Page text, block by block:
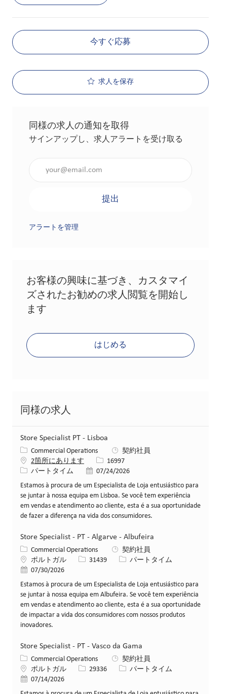
今すぐ応募
求人を保存
同様の求人の通知を取得
サインアップし、求人アラートを受け取る
提出
アラートを管理
お客様の興味に基づき、カスタマイ
ズされたお勧めの求人閲覧を開始し
ます
はじめる
同様の求人
Store Specialist PT - Lisboa
カテゴリー
Commercial Operations
契約社員
2箇所にあります
求人ID16997
役職パートタイム 投稿日07/24/2026
Estamos à procura de um Especialista de Loja entusiástico para
se juntar à nossa equipa em Lisboa. Se você tem experiência
em vendas e atendimento ao cliente, esta é a sua oportunidade
de fazer a diferença na vida dos consumidores.
Store Specialist - PT - Algarve - Albufeira
カテゴリー
Commercial Operations
契約社員
場所ポルトガル 求人ID31439 役職パートタイム
投稿日07/30/2026
Estamos à procura de um Especialista de Loja entusiástico para
se juntar à nossa equipa em Albufeira. Se você tem experiência
em vendas e atendimento ao cliente, esta é a sua oportunidade
de impactar a vida dos consumidores com nossos produtos
inovadores.
Store Specialist - PT - Vasco da Gama
カテゴリー
Commercial Operations
契約社員
場所ポルトガル 求人ID29336 役職パートタイム
投稿日07/14/2026